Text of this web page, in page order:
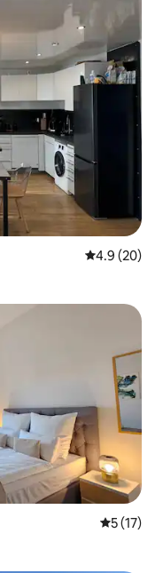
平均评分
4.9 (20)
平均评分
5 (17)